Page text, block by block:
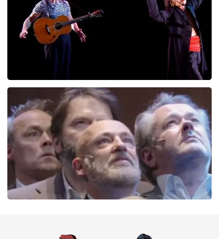
BESTEL NU
Ashton Brothers
162laatste 30 minuten
BESTEL NU